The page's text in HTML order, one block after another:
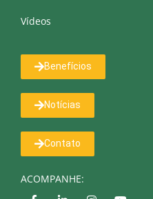
Vídeos
Benefícios
Notícias
Contato
ACOMPANHE: